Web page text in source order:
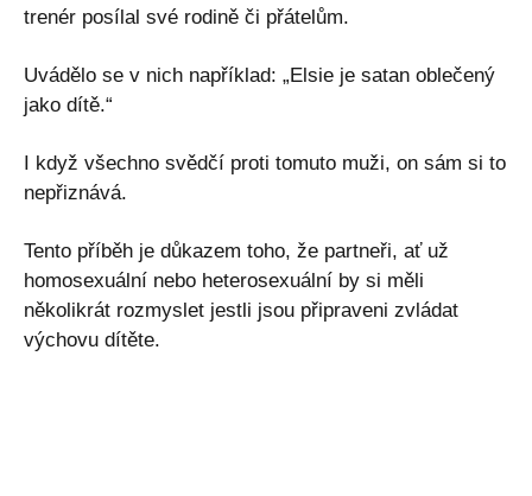
trenér posílal své rodině či přátelům.
Uvádělo se v nich například: „Elsie je satan oblečený
jako dítě.“
I když všechno svědčí proti tomuto muži, on sám si to
nepřiznává.
Tento příběh je důkazem toho, že partneři, ať už
homosexuální nebo heterosexuální by si měli
několikrát rozmyslet jestli jsou připraveni zvládat
výchovu dítěte.